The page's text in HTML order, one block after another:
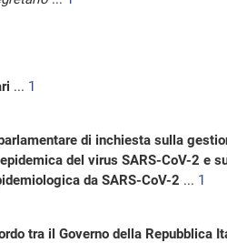
... 1
di inchiesta sulla
del virus SARS-CoV-2 e
da SARS-CoV-2 ... 1
tra il Governo della Repubblica